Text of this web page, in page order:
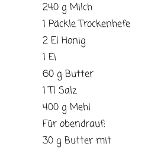
240 g Milch
1 Päckle Trockenhefe
2 El Honig
1 Ei
60 g Butter
1 Tl Salz
400 g Mehl
Für obendrauf:
30 g Butter mit